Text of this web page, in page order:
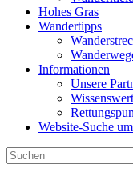
Hohes Gras
Wandertipps
Informationen
Unsere
Website-Suche